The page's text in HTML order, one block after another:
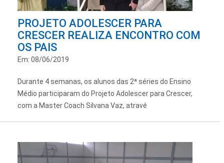
PROJETO ADOLESCER PARA
CRESCER REALIZA ENCONTRO COM
OS PAIS
Em: 08/06/2019
Durante 4 semanas, os alunos das 2ª séries do Ensino
Médio participaram do Projeto Adolescer para Crescer,
com a Master Coach Silvana Vaz, atravé